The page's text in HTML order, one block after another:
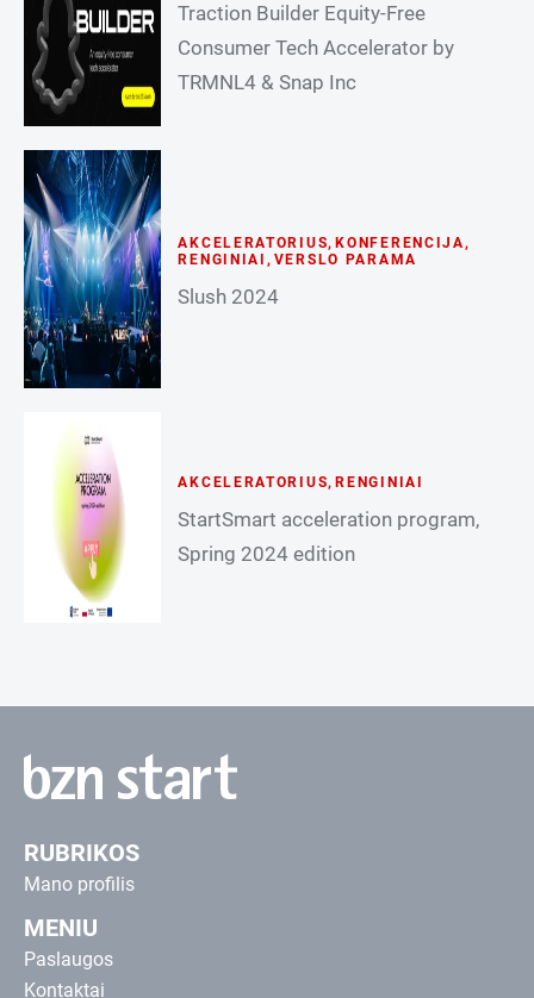
Traction Builder Equity-Free
Consumer Tech Accelerator by
TRMNL4 & Snap Inc
AKCELERATORIUS, KONFERENCIJA,
RENGINIAI , VERSLO PARAMA
Slush 2024
AKCELERATORIUS, RENGINIAI
StartSmart acceleration program,
Spring 2024 edition
RUBRIKOS
Mano profilis
MENIU
Paslaugos
Kontaktai